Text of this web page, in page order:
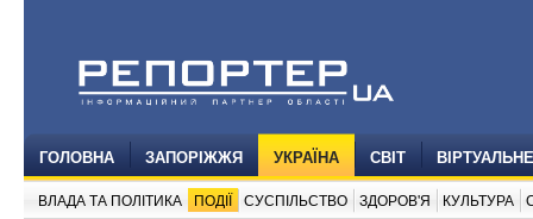
ГОЛОВНА ЗАПОРІЖЖЯ УКРАЇНА СВІТ
ВЛАДА ТА ПОЛІТИКА ПОДІЇ СУСПІЛЬСТВО ЗДОРОВ'Я КУЛЬТУРА